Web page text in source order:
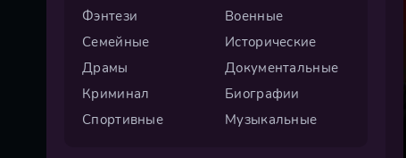
Фэнтези
Военные
Семейные
Исторические
Драмы
Документальные
Криминал
Биографии
Спортивные
Музыкальные